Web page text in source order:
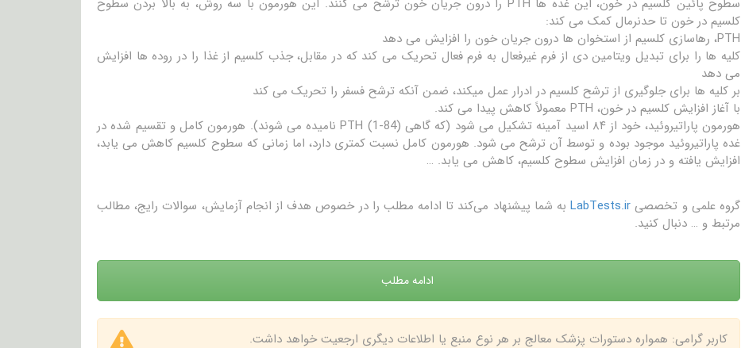
کلسیم در خون تا حدنرمال کمک می کند:
PTH، رهاسازی کلسیم از استخوان ها درون جریان خون را افزایش می دهد
کلیه ها را برای تبدیل ویتامین دی از فرم غیرفعال به فرم فعال تحریک می کند که در مقابل، جذب کلسیم از غذا را در روده ها افزایش
می دهد
بر کلیه ها برای جلوگیری از ترشح کلسیم در ادرار عمل میکند، ضمن آنکه ترشح فسفر را تحریک می کند
با آغاز افزایش کلسیم در خون، PTH معمولاً کاهش پیدا می کند.
هورمون پاراتیروئید، خود از ۸۴ اسید آمینه تشکیل می شود (که گاهی PTH (1-84) نامیده می شوند). هورمون کامل و تقسیم شده در
غده پاراتیروئید موجود بوده و توسط آن ترشح می شود. هورمون کامل نسبت کمتری دارد، اما زمانی که سطوح کلسیم کاهش می یابد،
افزایش یافته و در زمان افزایش سطوح کلسیم، کاهش می یابد. …
گروه علمی و تخصصی LabTests.irبه شما پیشنهاد می‌کند تا ادامه مطلب را در خصوص هدف از انجام آزمایش، سوالات رایج، مطالب
مرتبط و … دنبال کنید.
ادامه مطلب
کاربر گرامی: همواره دستورات پزشک معالج بر هر نوع منبع یا اطلاعات دیگری ارجعیت خواهد داشت.